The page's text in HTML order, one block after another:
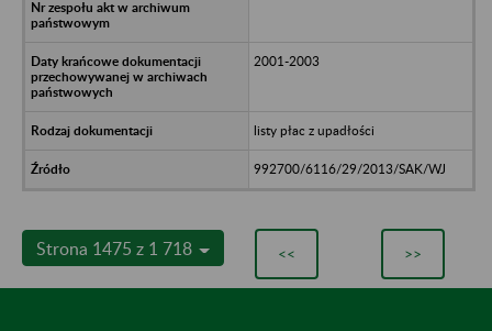
2001-2003
listy płac z upadłości
992700/6116/29/2013/SAK/WJ
Strona 1475 z 1 718 << >>